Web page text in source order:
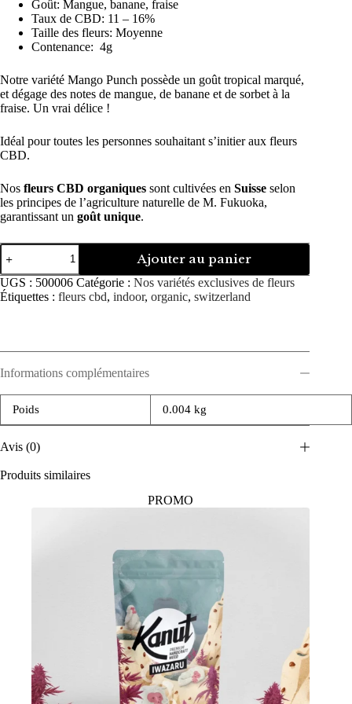
Goût: Mangue, banane, fraise
Taux de CBD: 11 – 16%
Taille des fleurs: Moyenne
Contenance: 4g
Notre variété Mango Punch possède un goût tropical marqué,
et dégage des notes de mangue, de banane et de sorbet à la
fraise. Un vrai délice !
Idéal pour toutes les personnes souhaitant s’initier aux fleurs
CBD.
Nos fleurs CBD organiques sont cultivées en Suisse selon
les principes de l’agriculture naturelle de M. Fukuoka,
garantissant un goût unique.
quantité
de
Mango
Punch
|
Ajouter au panier
UGS : 500006 Catégorie : Nos variétés exclusives de fleurs
Étiquettes : fleurs cbd, indoor, organic, switzerland
Informations complémentaires
Poids 0.004 kg
Avis (0)
Produits similaires
PROMO